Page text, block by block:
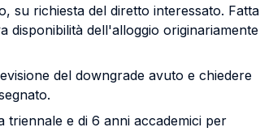
su richiesta del diretto interessato. Fatta
disponibilità dell'alloggio originariamente
del downgrade avuto e chiedere
e di 6 anni accademici per